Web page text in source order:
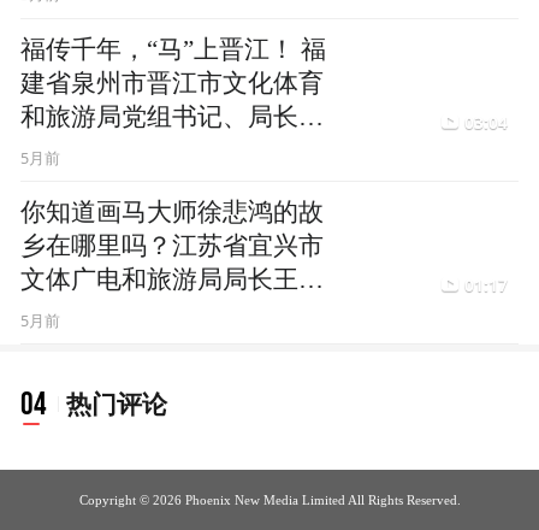
福传千年，“马”上晋江！ 福
建省泉州市晋江市文化体育
和旅游局党组书记、局长蔡
惠琼邀你共赴一场福气满满
5月前
03:04
你知道画马大师徐悲鸿的故
乡在哪里吗？江苏省宜兴市
文体广电和旅游局局长王赛
军邀你打卡江南水乡的灵气
5月前
01:17
04 热门评论
Copyright © 2026 Phoenix New Media Limited All Rights Reserved.